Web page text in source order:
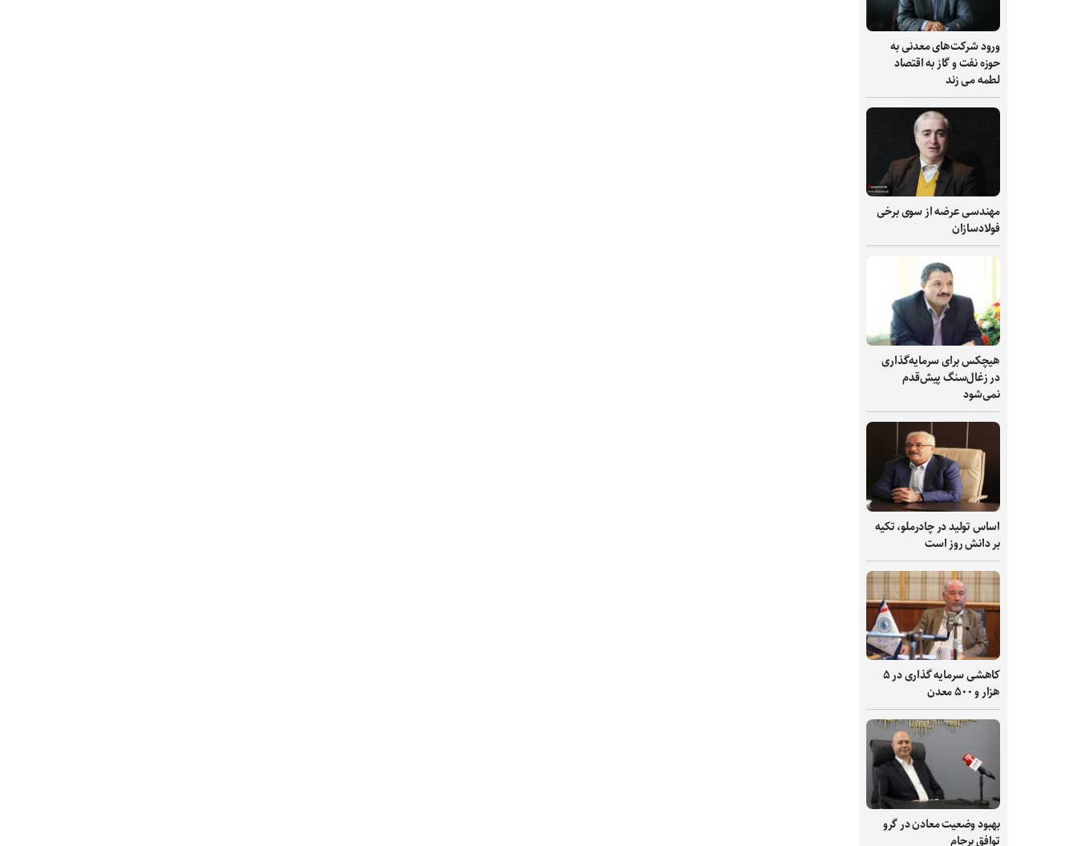
ورود شرکت‌های معدنی به
حوزه نفت و گاز به اقتصاد
لطمه می زند
مهندسی عرضه از سوی برخی
فولادسازان
هیچکس برای سرمایه‌گذاری
در زغال‌سنگ پیش‌قدم
نمی‌شود
اساس تولید در چادرملو، تکیه
بر دانش‌ روز است
کاهشی سرمایه گذاری در ۵
هزار و ۵۰۰ معدن
بهبود وضعیت معادن در گرو
توافق برجام